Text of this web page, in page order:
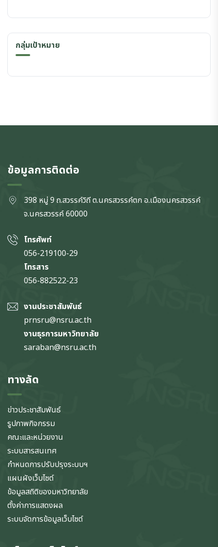
กลุ่มเป้าหมาย
ข้อมูลการติดต่อ
398 หมู่ 9 ถ.สวรรค์วิถี ต.นครสวรรค์ตก อ.เมืองนครสวรรค์
จ.นครสวรรค์60000
โทรศัพท์
056-219100-29
โทรสาร
056-882522-23
งานประชาสัมพันธ์
prnsru@nsru.ac.th
งานธุรการมหาวิทยาลัย
saraban@nsru.ac.th
ทางลัด
ข่าวประชาสัมพันธ์
รูปภาพกิจกรรม
คณะและหน่วยงาน
ระบบสารสนเทศ
กำหนดการปรับปรุงระบบฯ
แผนผังเว็บไซต์
ข้อมูลสถิติของมหาวิทยาลัย
ตั้งค่าการแสดงผล
ระบบจัดการข้อมูลเว็บไซต์